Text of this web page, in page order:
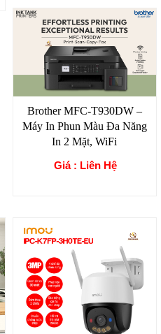
Brother MFC-T930DW –
Máy In Phun Màu Đa Năng
In 2 Mặt, WiFi
Giá : Liên Hệ